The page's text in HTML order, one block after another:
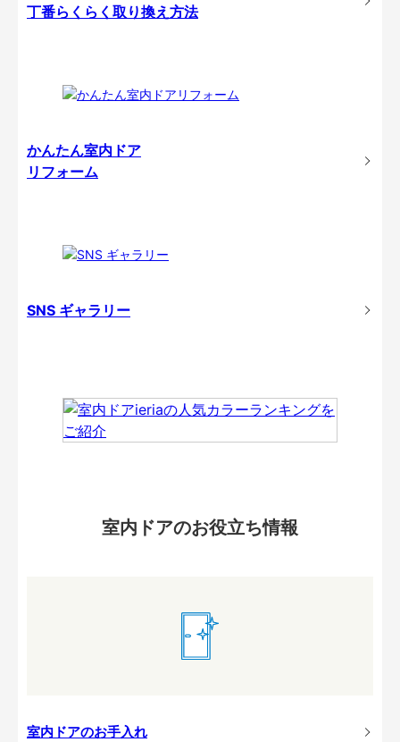
丁番らくらく取り換え方法
かんたん室内ドア
リフォーム
SNS ギャラリー
室内ドアのお役立ち情報
室内ドアのお手入れ